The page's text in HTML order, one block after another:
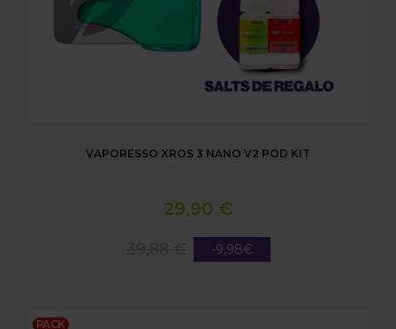
VAPORESSO XROS 3 NANO V2 POD KIT
29,90 €
-9,98€
PACK
VAPORESSO XROS 3 NANO - CHROMA CHAOS